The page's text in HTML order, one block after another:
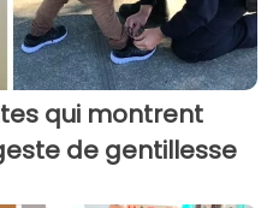
qui montrent
de gentillesse